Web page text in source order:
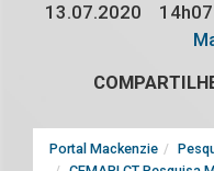
13.07.2020
14h07
Portal Mackenzie